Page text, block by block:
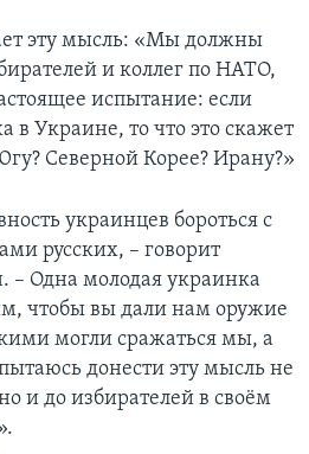
эту мысль: «Мы должны
и коллег по НАТО,
испытание: если
в Украине, то что это скажет
Северной Корее? Ирану?»
украинцев бороться с
русских, – говорит
Одна молодая украинка
чтобы вы дали нам оружие
могли сражаться мы, а
донести эту мысль не
и до избирателей в своём